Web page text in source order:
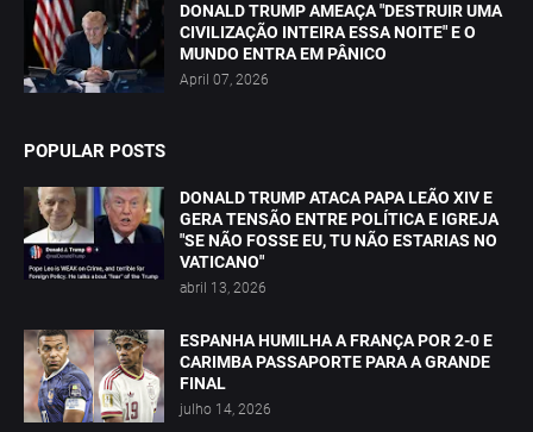
DONALD TRUMP AMEAÇA "DESTRUIR UMA
CIVILIZAÇÃO INTEIRA ESSA NOITE" E O
MUNDO ENTRA EM PÂNICO
April 07, 2026
POPULAR POSTS
DONALD TRUMP ATACA PAPA LEÃO XIV E
GERA TENSÃO ENTRE POLÍTICA E IGREJA
"SE NÃO FOSSE EU, TU NÃO ESTARIAS NO
VATICANO"
abril 13, 2026
ESPANHA HUMILHA A FRANÇA POR 2-0 E
CARIMBA PASSAPORTE PARA A GRANDE
FINAL
julho 14, 2026